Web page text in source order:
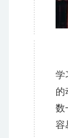
学
的
数
容